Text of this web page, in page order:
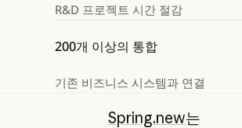
R&D 프로젝트 시간 절감
200개 이상의 통합
기존 비즈니스 시스템과 연결
Spring.new는